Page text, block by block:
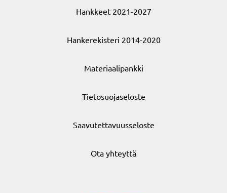
Hankkeet 2021-2027
Hankerekisteri 2014-2020
Materiaalipankki
Tietosuojaseloste
Saavutettavuusseloste
Ota yhteyttä